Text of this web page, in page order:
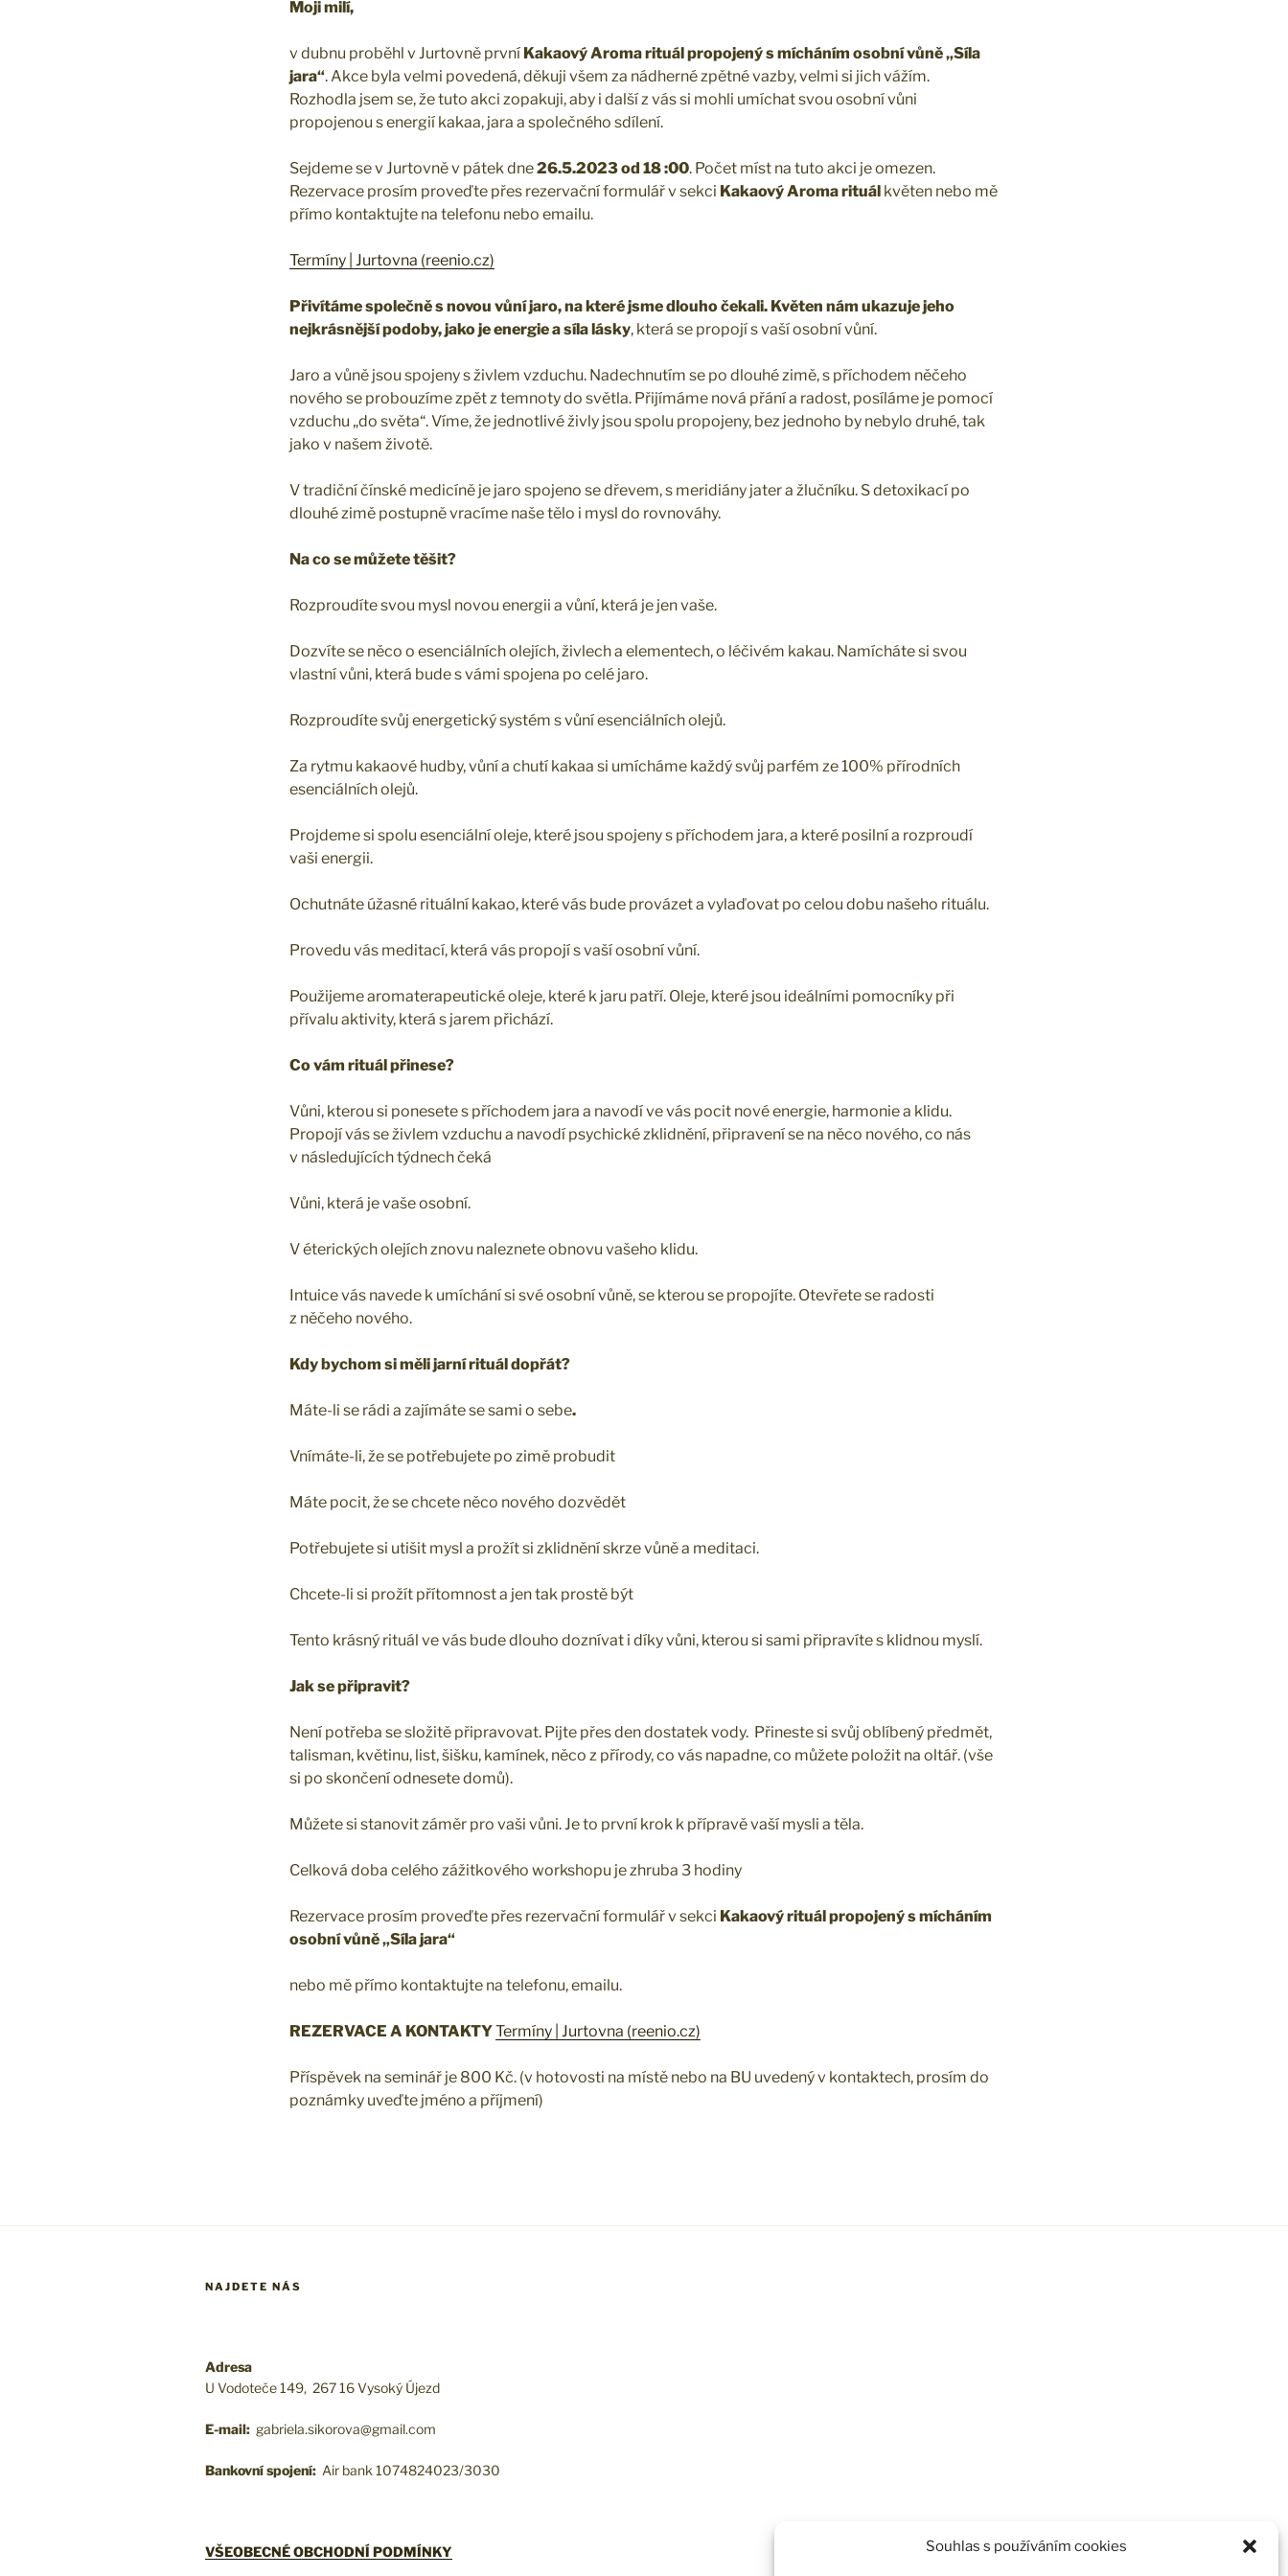
Souhlas s používáním cookies
Moji milí,
v dubnu proběhl v Jurtovně první Kakaový Aroma rituál propojený s mícháním osobní vůně „Síla
jara“. Akce byla velmi povedená, děkuji všem za nádherné zpětné vazby, velmi si jich vážím.
Rozhodla jsem se, že tuto akci zopakuji, aby i další z vás si mohli umíchat svou osobní vůni
propojenou s energií kakaa, jara a společného sdílení.
Sejdeme se v Jurtovně v pátek dne26.5.2023 od 18 :00. Počet míst na tuto akci je omezen.
Rezervace prosím proveďte přes rezervační formulář v sekci Kakaový Aroma rituál květen nebo mě
přímo kontaktujte na telefonu nebo emailu.
Termíny | Jurtovna (reenio.cz)
Přivítáme společně s novou vůní jaro, na které jsme dlouho čekali. Květen nám ukazuje jeho
nejkrásnější podoby, jako je energie a síla lásky, která se propojí s vaší osobní vůní.
Jaro a vůně jsou spojeny s živlem vzduchu. Nadechnutím se po dlouhé zimě, s příchodem něčeho
nového se probouzíme zpět z temnoty do světla. Přijímáme nová přání a radost, posíláme je pomocí
vzduchu „do světa“. Víme, že jednotlivé živly jsou spolu propojeny, bez jednoho by nebylo druhé, tak
jako v našem životě.
V tradiční čínské medicíně je jaro spojeno se dřevem, s meridiány jater a žlučníku. S detoxikací po
dlouhé zimě postupně vracíme naše tělo i mysl do rovnováhy.
Na co se můžete těšit?
Rozproudíte svou mysl novou energii a vůní, která je jen vaše.
Dozvíte se něco o esenciálních olejích, živlech a elementech, o léčivém kakau. Namícháte si svou
vlastní vůni, která bude s vámi spojena po celé jaro.
Rozproudíte svůj energetický systém s vůní esenciálních olejů.
Za rytmu kakaové hudby, vůní a chutí kakaa si umícháme každý svůj parfém ze 100% přírodních
esenciálních olejů.
Projdeme si spolu esenciální oleje, které jsou spojeny s příchodem jara, a které posilní a rozproudí
vaši energii.
Ochutnáte úžasné rituální kakao, které vás bude provázet a vylaďovat po celou dobu našeho rituálu.
Provedu vás meditací, která vás propojí s vaší osobní vůní.
Použijeme aromaterapeutické oleje, které k jaru patří. Oleje, které jsou ideálními pomocníky při
přívalu aktivity, která s jarem přichází.
Co vám rituál přinese?
Vůni, kterou si ponesete s příchodem jara a navodí ve vás pocit nové energie, harmonie a klidu.
Propojí vás se živlem vzduchu a navodí psychické zklidnění, připravení se na něco nového, co nás
v následujících týdnech čeká
Vůni, která je vaše osobní.
V éterických olejích znovu naleznete obnovu vašeho klidu.
Intuice vás navede k umíchání si své osobní vůně, se kterou se propojíte. Otevřete se radosti
z něčeho nového.
Kdy bychom si měli jarní rituál dopřát?
Máte-li se rádi a zajímáte se sami o sebe.
Vnímáte-li, že se potřebujete po zimě probudit
Máte pocit, že se chcete něco nového dozvědět
Potřebujete si utišit mysl a prožít si zklidnění skrze vůně a meditaci.
Chcete-li si prožít přítomnost a jen tak prostě být
Tento krásný rituál ve vás bude dlouho doznívat i díky vůni, kterou si sami připravíte s klidnou myslí.
Jak se připravit?
Není potřeba se složitě připravovat. Pijte přes den dostatek vody. Přineste si svůj oblíbený předmět,
talisman, květinu, list, šišku, kamínek, něco z přírody, co vás napadne, co můžete položit na oltář. (vše
si po skončení odnesete domů).
Můžete si stanovit záměr pro vaši vůni. Je to první krok k přípravě vaší mysli a těla.
Celková doba celého zážitkového workshopu je zhruba 3 hodiny
Rezervace prosím proveďte přes rezervační formulář v sekci Kakaový rituál propojený s mícháním
osobní vůně „Síla jara“
nebo mě přímo kontaktujte na telefonu, emailu.
REZERVACE A KONTAKTYTermíny | Jurtovna (reenio.cz)
Příspěvek na seminář je 800 Kč. (v hotovosti na místě nebo na BU uvedený v kontaktech, prosím do
poznámky uveďte jméno a příjmení)
NAJDETE NÁS
Adresa
U Vodoteče 149, 267 16 Vysoký Újezd
E-mail: gabriela.sikorova@gmail.com
Bankovní spojení: Air bank 1074824023/3030
VŠEOBECNÉ OBCHODNÍ PODMÍNKY